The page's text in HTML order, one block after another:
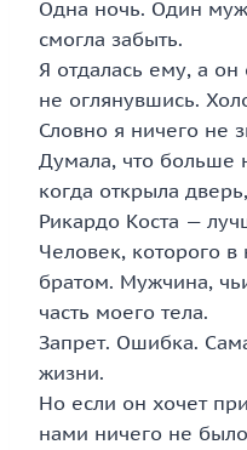
Одна ночь. Один
смогла забыть.
Я отдалась ему, а
не оглянувшись.
Словно я ничего не
Думала, что больше
когда открыла
Рикардо Коста —
Человек, которого
братом. Мужчина,
часть моего тела.
Запрет. Ошибка.
жизни.
Но если он хочет
нами ничего не